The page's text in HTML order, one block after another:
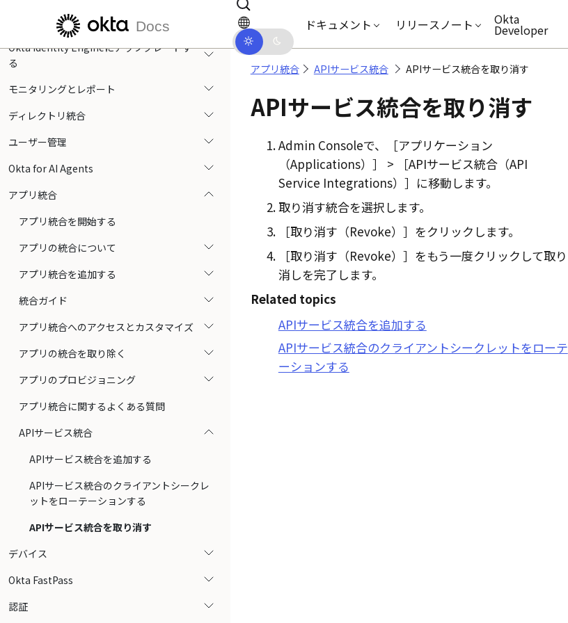
メインコンテンツにスキップ ドキュメントナビゲーションにスキップ
Docs ドキュメント リリースノート Okta
Developer
使用の開始
Okta Identity Engineにアップグレードす
る
モニタリングとレポート
ディレクトリ統合
ユーザー管理
Okta for AI Agents
アプリ統合
アプリ統合を開始する
アプリの統合について
アプリ統合を追加する
統合ガイド
アプリ統合へのアクセスとカスタマイズ
アプリの統合を取り除く
アプリのプロビジョニング
アプリ統合に関するよくある質問
APIサービス統合
APIサービス統合を追加する
APIサービス統合のクライアントシークレ
ットをローテーションする
APIサービス統合を取り消す
デバイス
Okta FastPass
認証
アプリ統合 APIサービス統合 APIサービス統合を取り消す
APIサービス統合を取り消す
Admin Consoleで、
アプリケーション
（Applications）
APIサービス統合（API
Service Integrations）
に移動します。
取り消す統合を選択します。
取り消す（Revoke）
をクリックします。
取り消す（Revoke）
をもう一度クリックして取り
消しを完了します。
Related topics
APIサービス統合を追加する
APIサービス統合のクライアントシークレットをローテ
ーションする